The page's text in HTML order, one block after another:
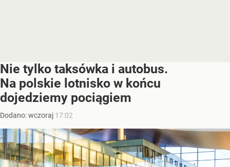
Nie tylko taksówka i autobus.
Na polskie lotnisko w końcu
dojedziemy pociągiem
Dodano:wczoraj 17:02